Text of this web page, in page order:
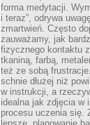
forma medytacji.
i teraz”, odrywa
zmartwień. Często
zauważamy, jak
fizycznego kontaktu
tkaniną, farbą,
też ze sobą
schnie dłużej niż
w instrukcji, a
idealna jak zdjęcia w
procesu uczenia się.